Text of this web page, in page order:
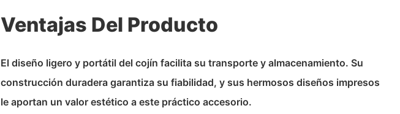
Ventajas Del Producto
El diseño ligero y portátil del cojín facilita su transporte y almacenamiento. Su
construcción duradera garantiza su fiabilidad, y sus hermosos diseños impresos
le aportan un valor estético a este práctico accesorio.